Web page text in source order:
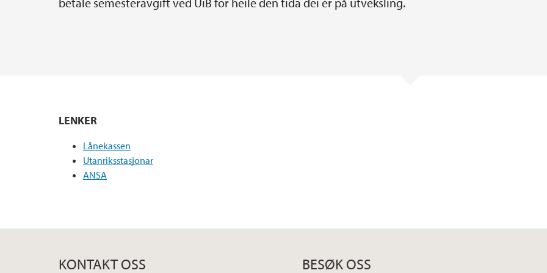
LENKER
Lånekassen
Utanriksstasjonar
ANSA
KONTAKT OSS BESØK OSS